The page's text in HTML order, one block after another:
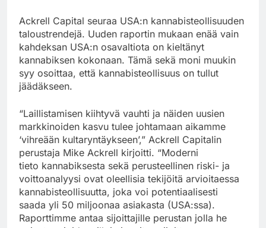
Ackrell Capital seuraa USA:n kannabisteollisuuden
taloustrendejä. Uuden raportin mukaan enää vain
kahdeksan USA:n osavaltiota on kieltänyt
kannabiksen kokonaan. Tämä sekä moni muukin
syy osoittaa, että kannabisteollisuus on tullut
jäädäkseen.
“Laillistamisen kiihtyvä vauhti ja näiden uusien
markkinoiden kasvu tulee johtamaan aikamme
‘vihreään kultaryntäykseen’,” Ackrell Capitalin
perustaja Mike Ackrell kirjoitti. “Moderni
tieto kannabiksesta sekä perusteellinen riski- ja
voittoanalyysi ovat oleellisia tekijöitä arvioitaessa
kannabisteollisuutta, joka voi potentiaalisesti
saada yli 50 miljoonaa asiakasta (USA:ssa).
Raporttimme antaa sijoittajille perustan jolla he